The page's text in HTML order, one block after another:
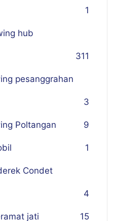
1
hub
311
pesanggrahan
3
Poltangan 9
1
Condet
4
jati 15